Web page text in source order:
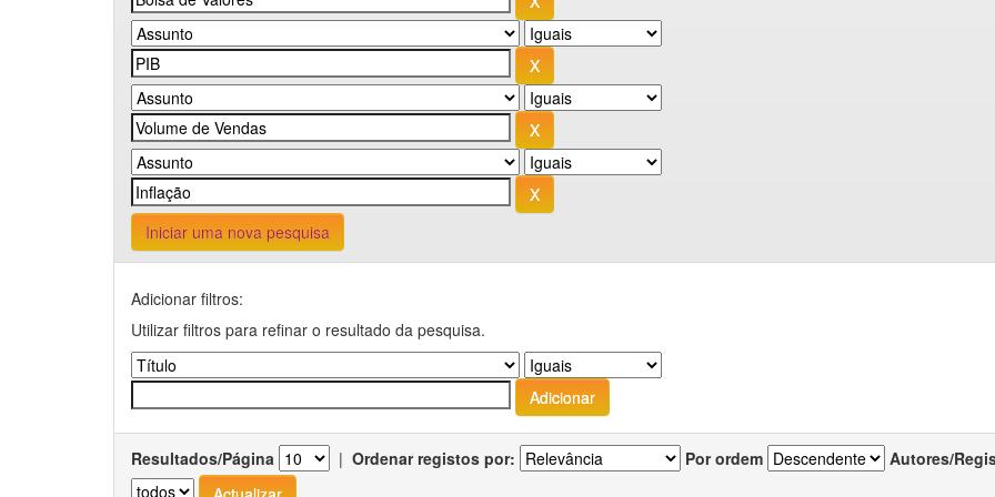
Iniciar uma nova pesquisa
Adicionar filtros:
Utilizar filtros para refinar o resultado da pesquisa.
Resultados/Página | Ordenar registos por: Por ordem Autores/